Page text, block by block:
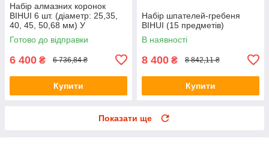
Набір алмазних коронок
BIHUI 6 шт. (діаметр: 25,35,
40, 45, 50,68 мм) У
МЕТАЛІЧНОМУ КЕЙСІ
Готово до відправки
6 400 ₴ 6 736,84 ₴
Купити
Набір шпателей-гребеня
BIHUI (15 предметів)
В наявності
8 400 ₴ 8 842,11 ₴
Купити
Показати ще